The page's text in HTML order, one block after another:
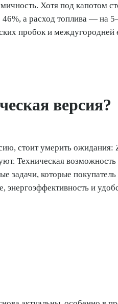
Хотя под капотом
а расход топлива — на
пробок и междугородней
версия?
стоит умерить ожидания:
Техническая
задачи, которые
энергоэффективность и